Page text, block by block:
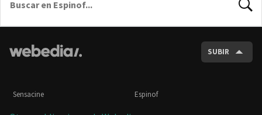
SUBIR
Sensacine Espinof